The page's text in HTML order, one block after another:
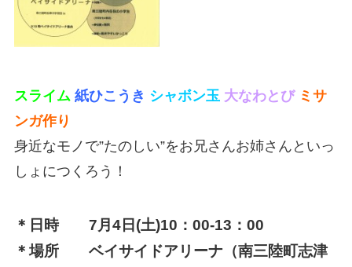
スライム 紙ひこうき シャボン玉 大なわとび ミサ
ンガ作り
身近なモノで”たのしい”をお兄さんお姉さんといっ
しょにつくろう！
＊日時 7月4日(土)10：00-13：00
＊場所 ベイサイドアリーナ（南三陸町志津